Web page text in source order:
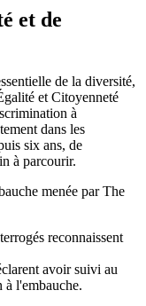
et de
de la diversité,
et Citoyenneté
à
dans les
six ans, de
à parcourir.
menée par The
reconnaissent
avoir suivi au
l'embauche.